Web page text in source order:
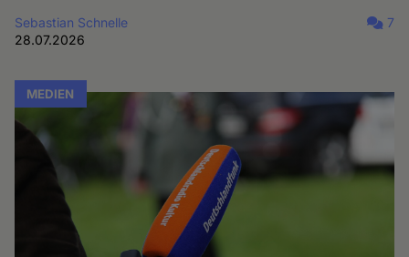
Sebastian Schnelle
28.07.2026
7
MEDIEN